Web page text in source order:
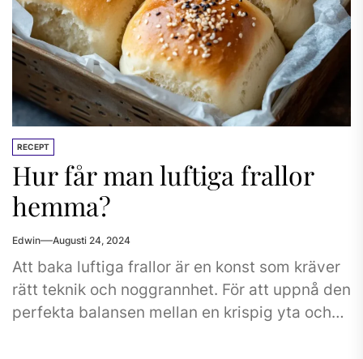
RECEPT
Hur får man luftiga frallor
hemma?
Edwin Augusti 24, 2024
Att baka luftiga frallor är en konst som kräver
rätt teknik och noggrannhet. För att uppnå den
perfekta balansen mellan en krispig yta och